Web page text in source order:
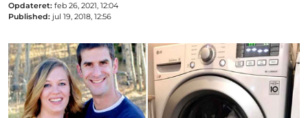
Opdateret: feb 26, 2021, 12:04
Published: jul 19, 2018, 12:56